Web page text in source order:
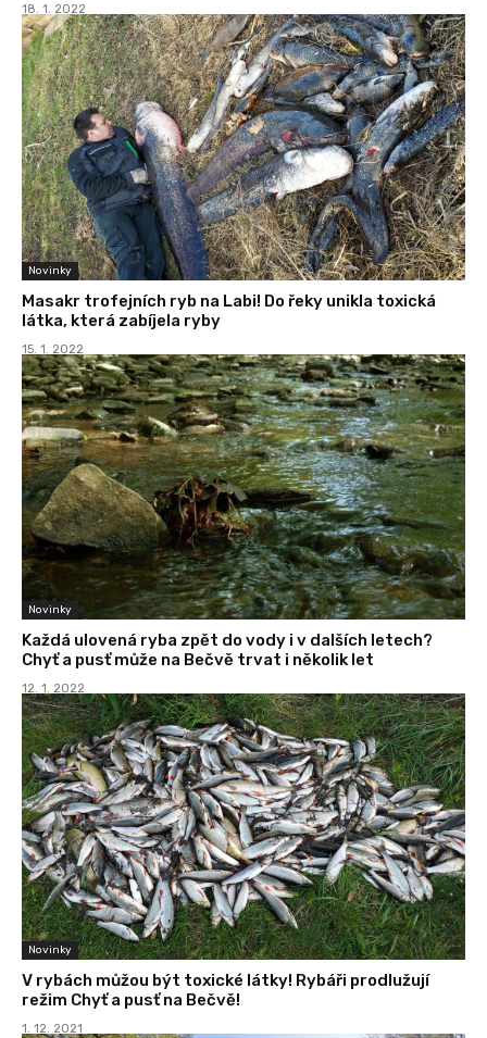
18. 1. 2022
Novinky
Masakr trofejních ryb na Labi! Do řeky unikla toxická
látka, která zabíjela ryby
15. 1. 2022
Novinky
Každá ulovená ryba zpět do vody i v dalších letech?
Chyť a pusť může na Bečvě trvat i několik let
12. 1. 2022
Novinky
V rybách můžou být toxické látky! Rybáři prodlužují
režim Chyť a pusť na Bečvě!
1. 12. 2021